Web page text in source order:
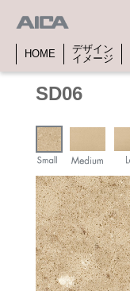
HOME
デザイン
イメージ
SD06